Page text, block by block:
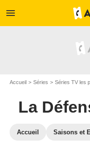
menu
Accueil Séries Séries TV les
La
Accueil Saisons et